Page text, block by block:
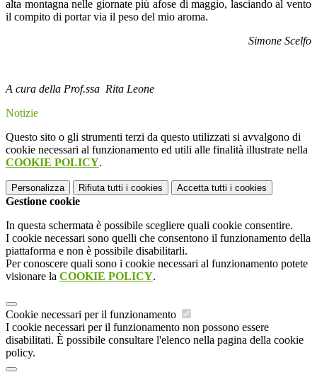
alta montagna nelle giornate più afose di maggio, lasciando al vento
il compito di portar via il peso del mio aroma.
Simone Scelfo
A cura della Prof.ssa Rita Leone
Notizie
Questo sito o gli strumenti terzi da questo utilizzati si avvalgono di
cookie necessari al funzionamento ed utili alle finalità illustrate nella
COOKIE POLICY.
Personalizza Rifiuta tutti i cookies Accetta tutti i cookies
Gestione cookie
In questa schermata è possibile scegliere quali cookie consentire.
I cookie necessari sono quelli che consentono il funzionamento della
piattaforma e non è possibile disabilitarli.
Per conoscere quali sono i cookie necessari al funzionamento potete
visionare la COOKIE POLICY.
Cookie necessari per il funzionamento
I cookie necessari per il funzionamento non possono essere
disabilitati. È possibile consultare l'elenco nella pagina della cookie
policy.